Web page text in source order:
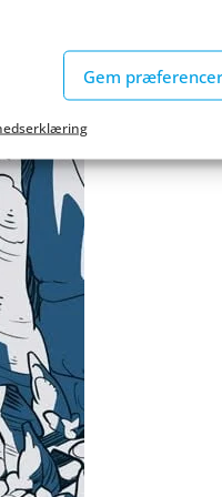
Gem præferencer